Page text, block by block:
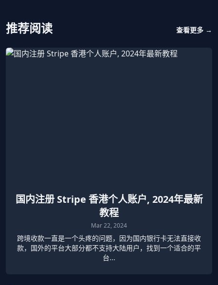
推荐阅读 查看更多 →
国内注册 Stripe 香港个人账户, 2024年最新
教程
Mar 22, 2024
跨境收款一直是一个头疼的问题，因为国内银行卡无法直接收
款，国外的平台大部分都不支持大陆用户，找到一个适合的平
台...